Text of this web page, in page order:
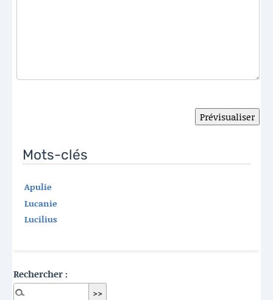
Mots-clés
Apulie
Lucanie
Lucilius
Rechercher :